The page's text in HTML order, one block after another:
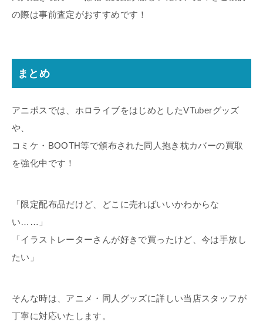
の際は事前査定がおすすめです！
まとめ
アニポスでは、ホロライブをはじめとしたVTuberグッズ
や、
コミケ・BOOTH等で頒布された同人抱き枕カバーの買取
を強化中です！
「限定配布品だけど、どこに売ればいいかわからな
い……」
「イラストレーターさんが好きで買ったけど、今は手放し
たい」
そんな時は、アニメ・同人グッズに詳しい当店スタッフが
丁寧に対応いたします。